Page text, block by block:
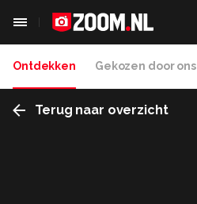
Ontdekken Gekozen door ons
Terug naar overzicht